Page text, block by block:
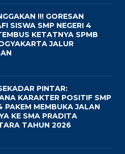
!!! GORESAN
SISWA SMP NEGERI 4
KETATNYA SPMB
JALUR
PINTAR:
KARAKTER POSITIF SMP
PAKEM MEMBUKA JALAN
KE SMA PRADITA
TAHUN 2026